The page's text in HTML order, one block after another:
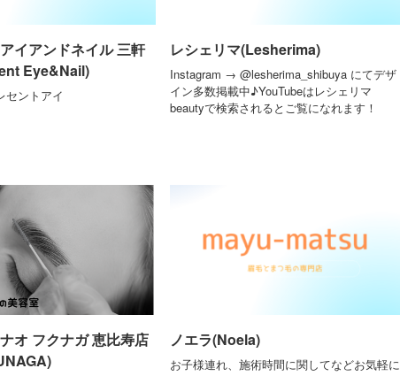
イアンドネイル 三軒
Eye&Nail)
セントアイ
レシェリマ(Lesherima)
Instagram → @lesherima_shibuya にてデザ
イン多数掲載中♪YouTubeはレシェリマ
beautyで検索されるとご覧になれます！
オ フクナガ 恵比寿店
ノエラ(Noela)
お子様連れ、施術時間に関してなどお気軽に